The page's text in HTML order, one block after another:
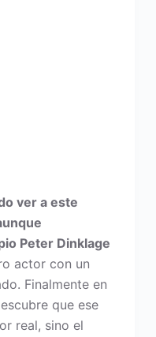
ver a este
Peter Dinklage
actor con un
Finalmente en
que ese
real, sino el